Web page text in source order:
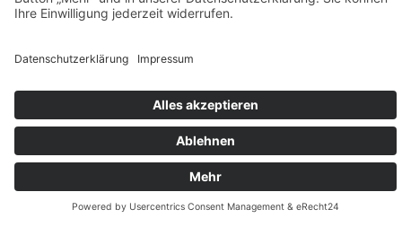
IMPRESSUM
DATENSCHUTZ